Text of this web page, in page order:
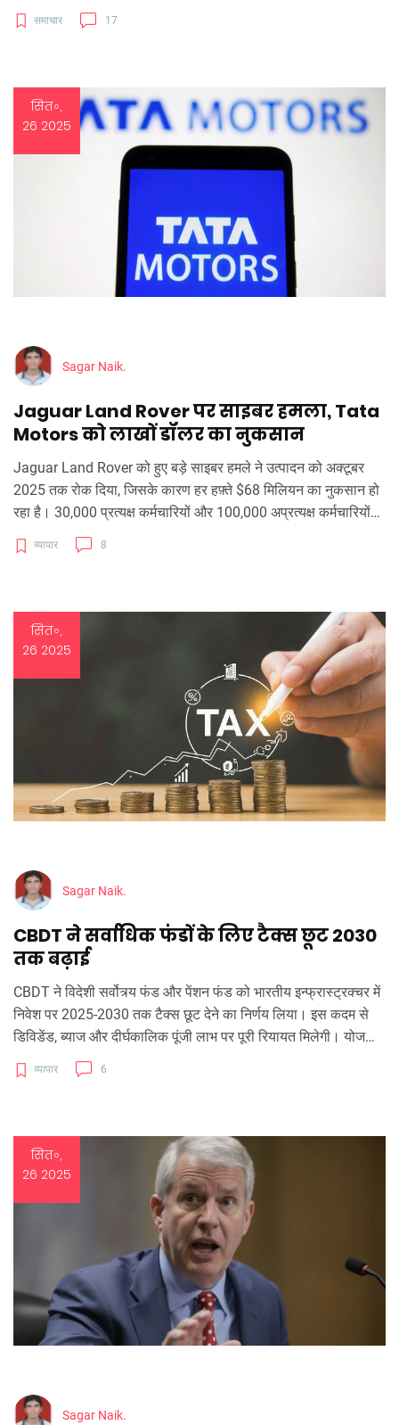
उम्मीदवार मुख्य परीक्षा के लिए 12 अक्टूबर को निर्धारित हैं। परिणाम चेक
करने के लिए रोल नंबर व जन्म तिथि की जरूरत होगी। आगे चयन के तीन
समाचार 17
सित॰,
26 2025
Sagar Naik.
Jaguar Land Rover पर साइबर हमला, Tata
Motors को लाखों डॉलर का नुकसान
Jaguar Land Rover को हुए बड़े साइबर हमले ने उत्पादन को अक्टूबर
2025 तक रोक दिया, जिसके कारण हर हफ़्ते $68 मिलियन का नुकसान हो
रहा है। 30,000 प्रत्यक्ष कर्मचारियों और 100,000 अप्रत्यक्ष कर्मचारियों
की आजीविका खतरे में है। यूके सरकार और साइबर विशेषज्ञों ने जाँच में मदद
की है, जबकि यूनियन छोटे आपूर्तिकर्ताओं के लिए वित्तीय सहायता की मांग कर
व्यापार 8
सित॰,
26 2025
Sagar Naik.
CBDT ने सर्वाधिक फंडों के लिए टैक्स छूट 2030
तक बढ़ाई
CBDT ने विदेशी सर्वोत्र्य फंड और पेंशन फंड को भारतीय इन्फ्रास्ट्रक्चर में
निवेश पर 2025‑2030 तक टैक्स छूट देने का निर्णय लिया। इस कदम से
डिविडेंड, ब्याज और दीर्घकालिक पूंजी लाभ पर पूरी रियायत मिलेगी। योजना
का मकसद विदेशी पूँजी को भारत के बुनियादी ढाँचे में लाना है। विशेषज्ञ इसे
सकारात्मक मानते हैं, पर कुछ को और लंबा समय चाहिए कहा गया।
व्यापार 6
सित॰,
26 2025
Sagar Naik.